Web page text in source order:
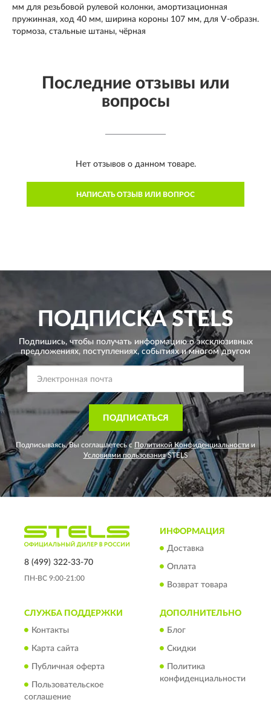
мм для резьбовой рулевой колонки, амортизационная
пружинная, ход 40 мм, ширина короны 107 мм, для V-образн.
тормоза, стальные штаны, чёрная
Последние отзывы или
вопросы
Нет отзывов о данном товаре.
НАПИСАТЬ ОТЗЫВ ИЛИ ВОПРОС
ПОДПИСКАSTELS
Подпишись, чтобы получать информацию о эксклюзивных
предложениях, поступлениях, событиях и многом другом
ПОДПИСАТЬСЯ
Подписываясь, Вы соглашаетесь с Политикой Конфиденциальности и
Условиями пользованияSTELS
8 (499) 322-33-70
ПН-ВС 9:00-21:00
ИНФОРМАЦИЯ
Доставка
Оплата
Возврат товара
СЛУЖБА ПОДДЕРЖКИ
Контакты
Карта сайта
Публичная оферта
Пользовательское
соглашение
ДОПОЛНИТЕЛЬНО
Блог
Скидки
Политика
конфиденциальности